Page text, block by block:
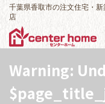
千葉県香取市の注文住宅・
店
Warning: